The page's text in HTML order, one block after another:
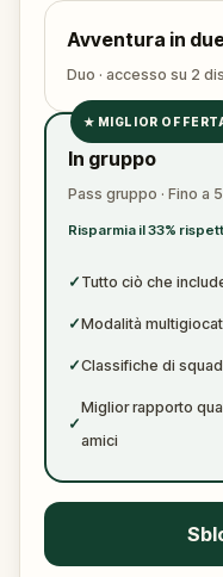
Avventura in
Duo · accesso su 2
✓
✓
★ MIGLIOR
In gruppo
Pass gruppo · Fino a
Risparmia il 33%
✓ Tutto ciò che
✓Modalità
✓Classifiche di
✓
Miglior rapporto
amici